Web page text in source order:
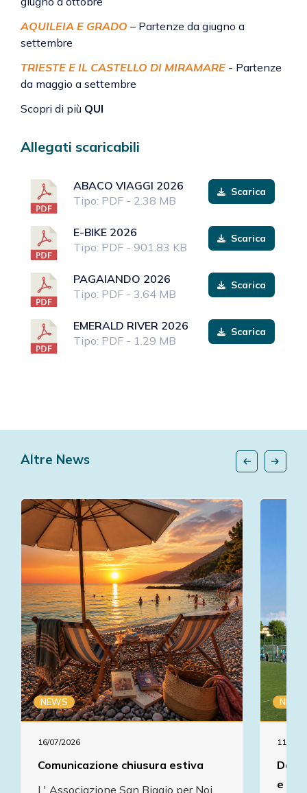
AQUILEIA E GRADO – Partenze da giugno a
settembre
TRIESTE E IL CASTELLO DI MIRAMARE - Partenze
da maggio a settembre
Scopri di più QUI
Allegati scaricabili
ABACO VIAGGI 2026
Tipo: PDF - 2.38 MB
Scarica
E-BIKE 2026
Tipo: PDF - 901.83 KB
Scarica
PAGAIANDO 2026
Tipo: PDF - 3.64 MB
Scarica
EMERALD RIVER 2026
Tipo: PDF - 1.29 MB
Scarica
Altre News
NEWS
16/07/2026
Comunicazione chiusura estiva
L' Associazione San Biagio per Noi
NEWS
11/05/
Da
e